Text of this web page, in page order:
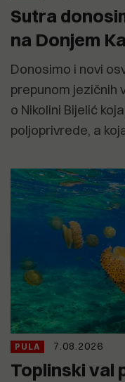
Sutra
na Donjem
Donosimo i novi
prepunom
o Nikolini Bijelić
poljoprivrede, a
PULA 7.08.2026
Toplinski val